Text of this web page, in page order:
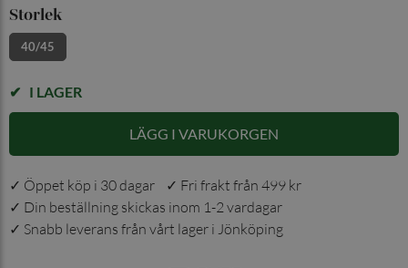
Storlek
40/45
I LAGER
LÄGG I VARUKORGEN
✓ Öppet köp i 30 dagar ✓ Fri frakt från 499 kr
✓ Din beställning skickas inom 1-2 vardagar
✓ Snabb leverans från vårt lager i Jönköping